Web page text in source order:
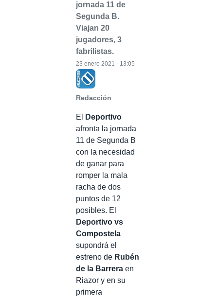
jornada 11 de
Segunda B.
Viajan 20
jugadores, 3
fabrilistas.
Redacción
23 enero 2021 - 13:05
El
Deportivo
afronta la jornada
11 de Segunda B
con la necesidad
de ganar para
romper la mala
racha de dos
puntos de 12
posibles. El
Deportivo vs
Compostela
supondrá el
estreno de Rubén
de la Barrera en
Riazor y en su
primera